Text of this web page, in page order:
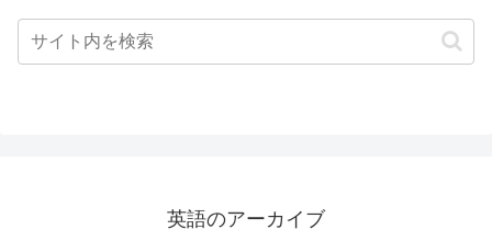
英語のアーカイブ